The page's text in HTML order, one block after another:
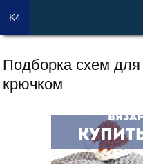
Подборка схем для
крючком
K4